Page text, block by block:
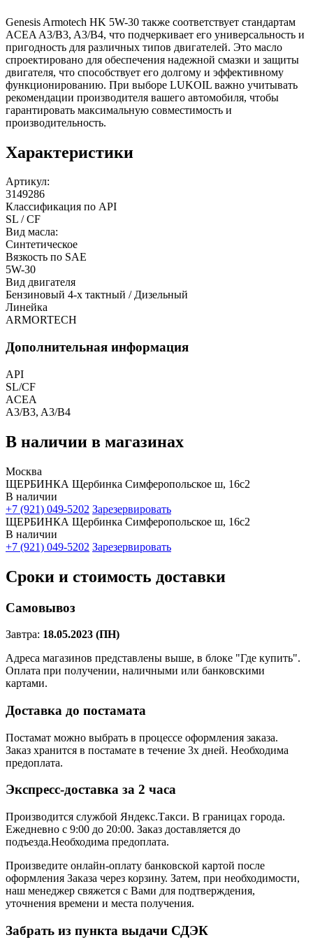
Genesis Armotech HK 5W-30 также соответствует стандартам
ACEA A3/B3, A3/B4, что подчеркивает его универсальность и
пригодность для различных типов двигателей. Это масло
спроектировано для обеспечения надежной смазки и защиты
двигателя, что способствует его долгому и эффективному
функционированию. При выборе LUKOIL важно учитывать
рекомендации производителя вашего автомобиля, чтобы
гарантировать максимальную совместимость и
производительность.
Характеристики
Артикул:
3149286
Классификация по API
SL / CF
Вид масла:
Синтетическое
Вязкость по SAE
5W-30
Вид двигателя
Бензиновый 4-х тактный / Дизельный
Линейка
ARMORTECH
Дополнительная информация
API
SL/CF
ACEA
A3/B3, A3/B4
В наличии в магазинах
Москва
ЩЕРБИНКА Щербинка Симферопольское ш, 16с2
В наличии
+7 (921) 049-5202 Зарезервировать
ЩЕРБИНКА Щербинка Симферопольское ш, 16с2
В наличии
+7 (921) 049-5202 Зарезервировать
Сроки и стоимость доставки
Самовывоз
Завтра: 18.05.2023 (ПН)
Адреса магазинов представлены выше, в блоке "Где купить".
Оплата при получении, наличными или банковскими
картами.
Доставка до постамата
Постамат можно выбрать в процессе оформления заказа.
Заказ хранится в постамате в течение 3х дней. Необходима
предоплата.
Экспресс-доставка за 2 часa
Производится службой Яндекс.Такси. В границах города.
Ежедневно с 9:00 до 20:00. Заказ доставляется до
подъезда.Необходима предоплата.
Произведите онлайн-оплату банковской картой после
оформления Заказа через корзину. Затем, при необходимости,
наш менеджер свяжется с Вами для подтверждения,
уточнения времени и места получения.
Забрать из пункта выдачи СДЭК